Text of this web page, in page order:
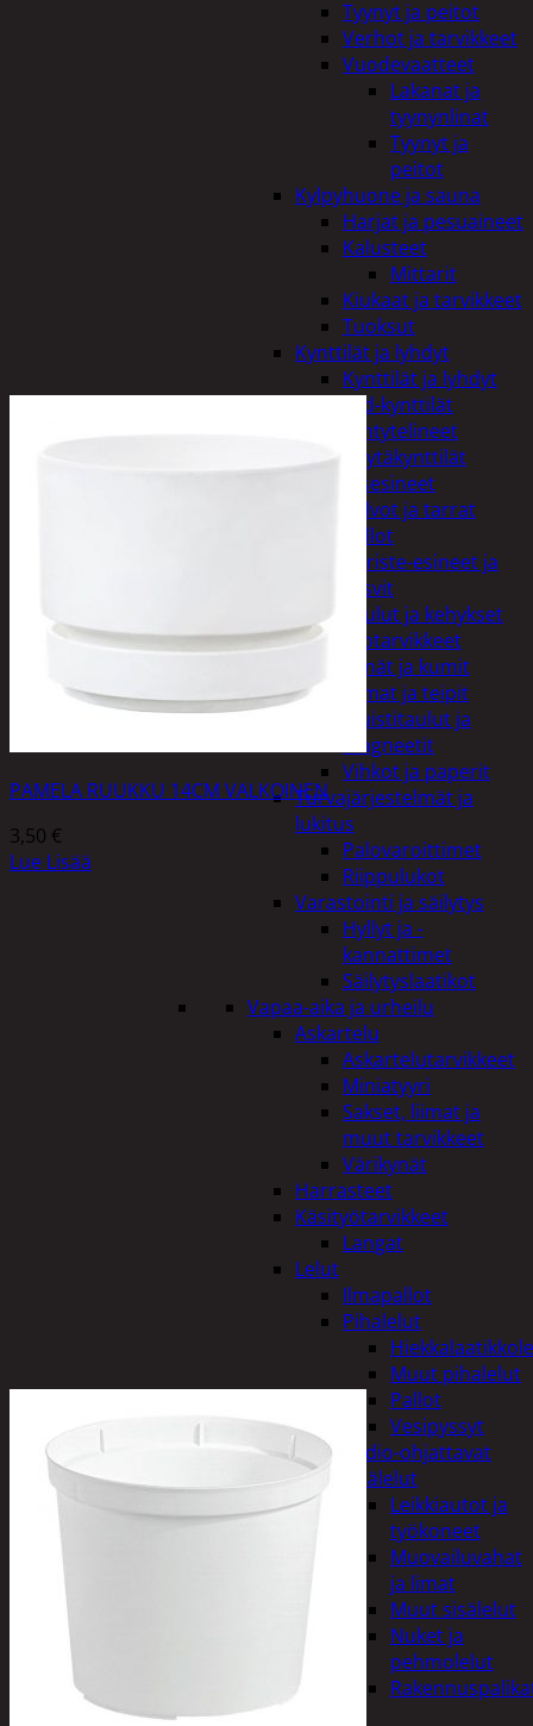
Tyynyt ja peitot
Verhot ja tarvikkeet
Vuodevaatteet
Lakanat ja
tyynynlinat
Tyynyt ja
peitot
Kylpyhuone ja sauna
Harjat ja pesuaineet
Kalusteet
Mittarit
Kiukaat ja tarvikkeet
Tuoksut
Kynttilät ja lyhdyt
Kynttilät ja lyhdyt
Led-kynttilät
Lyhtytelineet
Pöytäkynttilät
Sisustusesineet
Kalvot ja tarrat
Kellot
Koriste-esineet ja
kasvit
Taulut ja kehykset
Toimistotarvikkeet
Kynät ja kumit
Liimat ja teipit
Muistitaulut ja
magneetit
Vihkot ja paperit
Turvajärjestelmät ja
lukitus
Palovaroittimet
Riippulukot
Varastointi ja säilytys
Hyllyt ja -
kannattimet
Säilytyslaatikot
Vapaa-aika ja urheilu
Askartelu
Askartelutarvikkeet
Miniatyyri
Sakset, liimat ja
muut tarvikkeet
Värikynät
Harrasteet
Käsityötarvikkeet
Langat
Lelut
Ilmapallot
Pihalelut
Muut pihalelut
Pallot
Vesipyssyt
Radio-ohjattavat
Sisälelut
Leikkiautot ja
työkoneet
Muovailuvahat
ja limat
Muut sisälelut
Nuket ja
pehmolelut
PAMELA RUUKKU 14CM VALKOINEN
3,50 €
Lue Lisää